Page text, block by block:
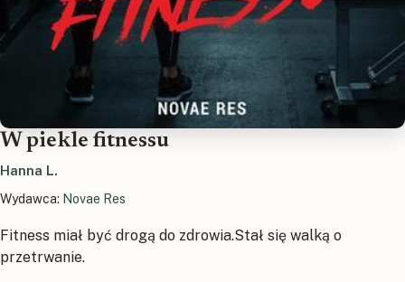
W piekle fitnessu
Hanna L.
Wydawca: Novae Res
Fitness miał być drogą do zdrowia.Stał się walką o
przetrwanie.